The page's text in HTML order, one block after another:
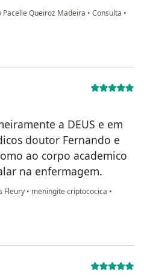
Pacelle Queiroz Madeira • Consulta •
a DEUS e em
doutor Fernando e
ao corpo academico
na enfermagem.
Fleury • meningite criptococica •